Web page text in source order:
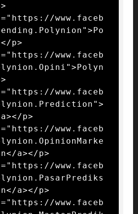
www.faceb
p>
www.faceb
www.faceb
p>
www.faceb
a></p>
www.faceb
a></p>
www.faceb